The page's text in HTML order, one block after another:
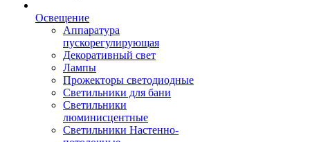
Освещение
Аппаратура
пускорегулирующая
Декоративный свет
Лампы
Прожекторы светодиодные
Светильники для бани
Светильники
люминисцентные
Светильники Настенно-